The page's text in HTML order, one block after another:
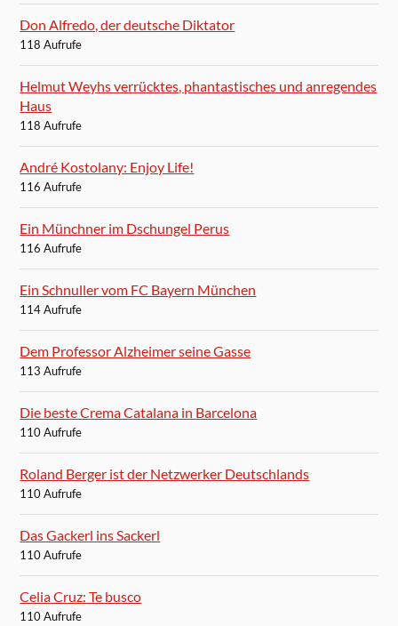
Don Alfredo, der deutsche Diktator
118 Aufrufe
Helmut Weyhs verrücktes, phantastisches und anregendes
Haus
118 Aufrufe
André Kostolany: Enjoy Life!
116 Aufrufe
Ein Münchner im Dschungel Perus
116 Aufrufe
Ein Schnuller vom FC Bayern München
114 Aufrufe
Dem Professor Alzheimer seine Gasse
113 Aufrufe
Die beste Crema Catalana in Barcelona
110 Aufrufe
Roland Berger ist der Netzwerker Deutschlands
110 Aufrufe
Das Gackerl ins Sackerl
110 Aufrufe
Celia Cruz: Te busco
110 Aufrufe